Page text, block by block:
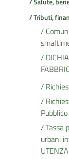
/ Tributi,
/
/
/
/
/ Tassa
urbani